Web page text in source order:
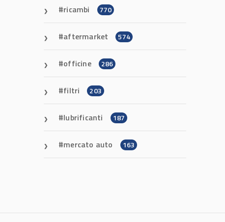
ricambi 770
aftermarket 574
officine 286
filtri 203
lubrificanti 187
mercato auto 163